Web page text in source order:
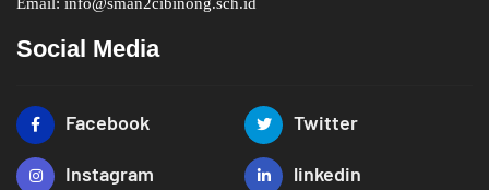
Social Media
Facebook Twitter
Instagram linkedin